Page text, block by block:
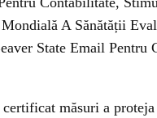
A Sănătății
State Email
măsuri a